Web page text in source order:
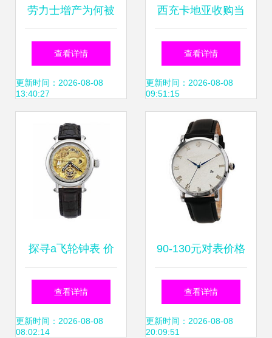
劳力士增产为何被
视为行业必然？解
读表圈情报局第39
周热点
查看详情
更新时间：2026-08-08
13:40:27
西充卡地亚收购当
面交易 二手机械手
表寄卖的安心之选
查看详情
更新时间：2026-08-08
09:51:15
探寻a飞轮钟表 价
格查询、比价与寄
卖服务全解析
查看详情
更新时间：2026-08-08
08:02:14
90-130元对表价格
查询与比价攻略
——以51比购返利
查看详情
更新时间：2026-08-08
20:09:51